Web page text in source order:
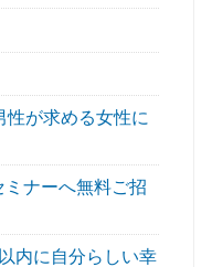
性が求める女性に
ナーへ無料ご招
内に自分らしい幸